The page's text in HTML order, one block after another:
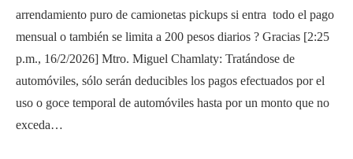
arrendamiento puro de camionetas pickups si entra todo el pago
mensual o también se limita a 200 pesos diarios ? Gracias [2:25
p.m., 16/2/2026] Mtro. Miguel Chamlaty: Tratándose de
automóviles, sólo serán deducibles los pagos efectuados por el
uso o goce temporal de automóviles hasta por un monto que no
exceda…